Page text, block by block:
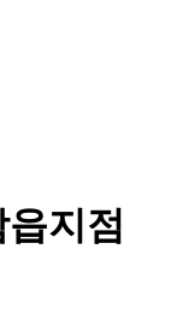
지점